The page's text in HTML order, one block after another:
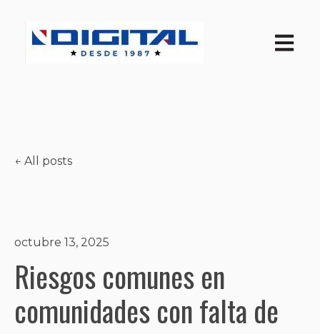
Open
All posts
octubre 13, 2025
Riesgos comunes en
comunidades con falta de